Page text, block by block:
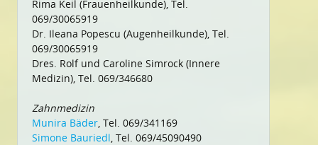
Rima Keil (Frauenheilkunde), Tel.
069/30065919
Dr. Ileana Popescu (Augenheilkunde), Tel.
069/30065919
Dres. Rolf und Caroline Simrock (Innere
Medizin), Tel. 069/346680
Zahnmedizin
Munira Bäder, Tel. 069/341169
Simone Bauriedl, Tel. 069/45090490